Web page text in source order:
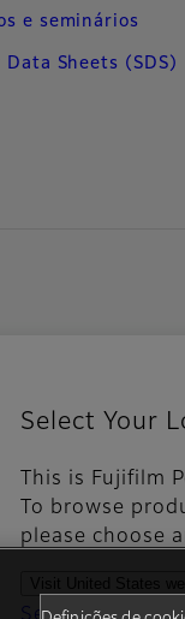
Select Your
This is Fujifilm
To browse
please choose
Visit United States
e seminários
Data Sheets (SDS)
Redes Sociais